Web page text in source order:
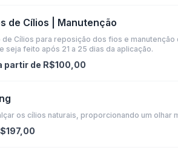
de Cílios | Manutenção
de Cílios para reposição dos fios e
seja feito após 21 a 25 dias da aplicação.
partir de R$100,00
os cílios naturais, proporcionando um